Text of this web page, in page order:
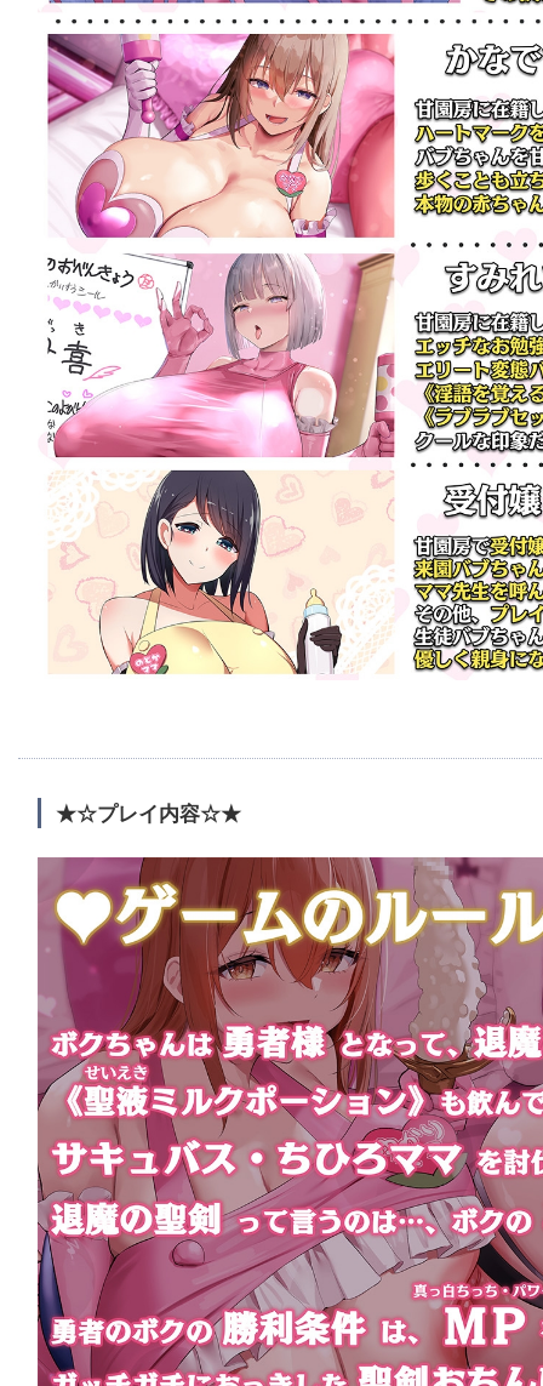
★☆プレイ内容☆★